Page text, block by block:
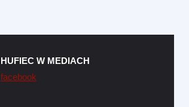
HUFIEC W MEDIACH
facebook